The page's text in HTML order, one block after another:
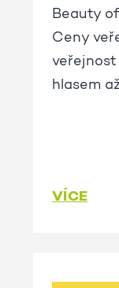
Beauty
Ceny
hlasem
VÍCE